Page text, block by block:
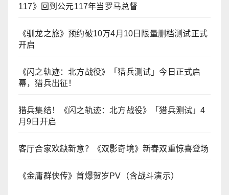
117》回到公元117年当罗马总督
《驯龙之旅》预约破10万4月10日限量删档测试正式
开启
《闪之轨迹：北方战役》「猎兵测试」今日正式启
幕，猎兵出征！
猎兵集结！《闪之轨迹：北方战役》「猎兵测试」4
月9日开启
客厅合家欢缺新意？《双影奇境》新春双重惊喜登场
《金庸群侠传》首爆贺岁PV（含战斗演示）